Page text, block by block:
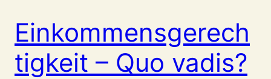
Einkommensgerech
tigkeit – Quo vadis?